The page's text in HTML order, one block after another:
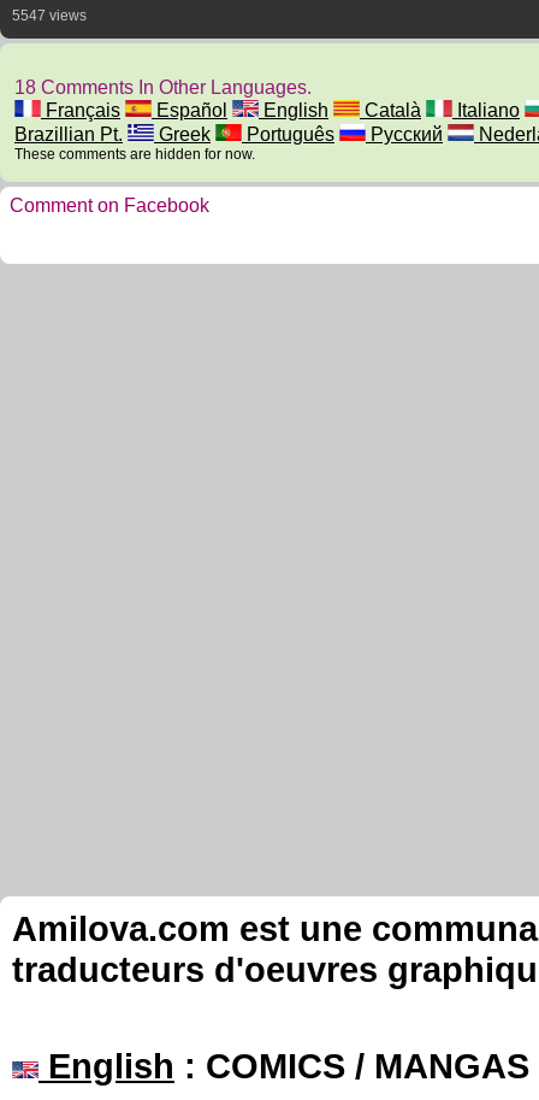
5547 views
18 Comments In Other Languages.
Français
Español English Català
Italiano
Brazillian Pt.
Greek Português Русский
These comments are hidden for now.
Comment on Facebook
Amilova.com est une
traducteurs d'oeuvres
English : COMICS /